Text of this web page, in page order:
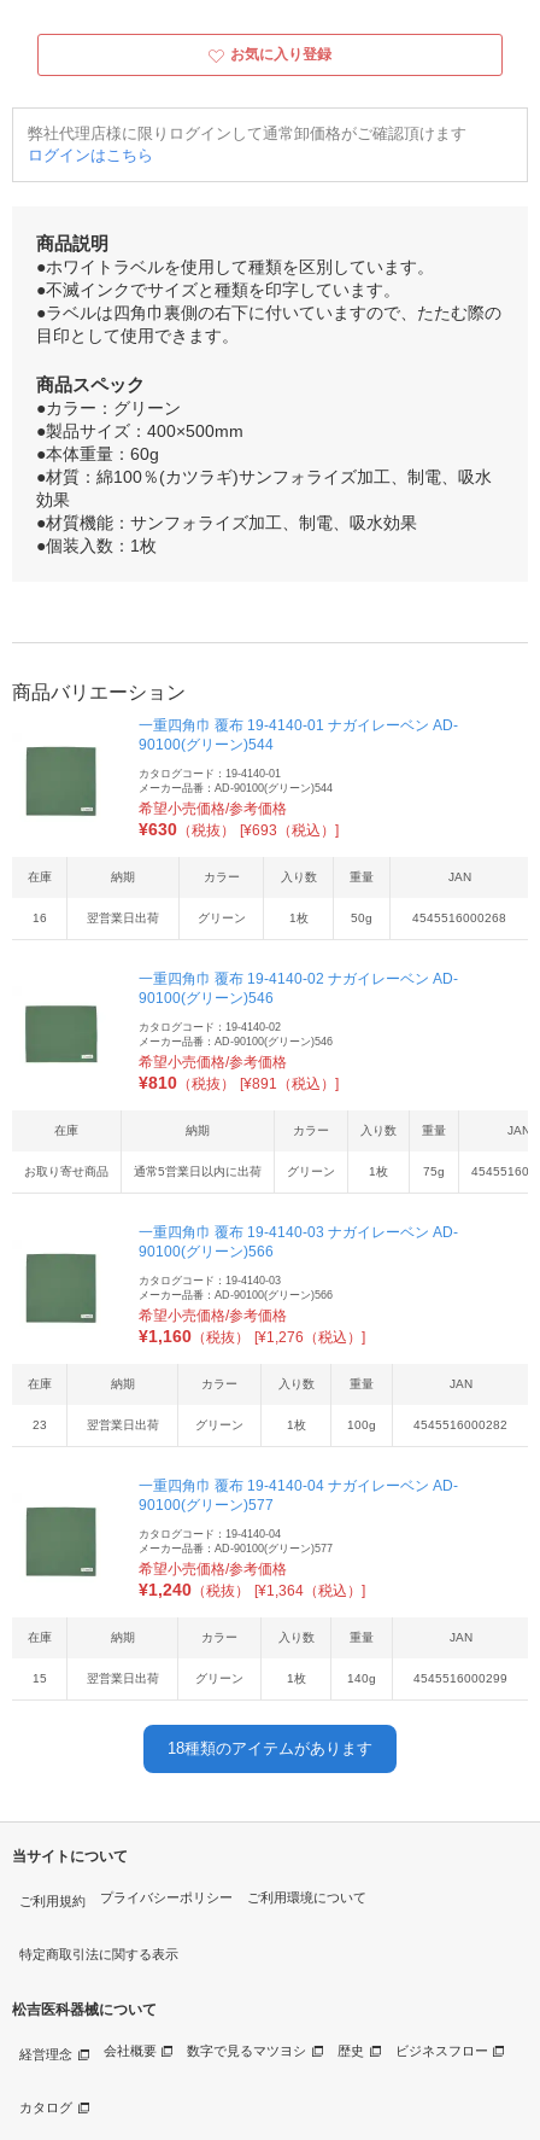
お気に入り登録
弊社代理店様に限りログインして通常卸価格がご確認頂けます
ログインはこちら
商品説明
●ホワイトラベルを使用して種類を区別しています。
●不滅インクでサイズと種類を印字しています。
●ラベルは四角巾裏側の右下に付いていますので、たたむ際の
目印として使用できます。
商品スペック
●カラー：グリーン
●製品サイズ：400×500mm
●本体重量：60g
●材質：綿100％(カツラギ)サンフォライズ加工、制電、吸水
効果
●材質機能：サンフォライズ加工、制電、吸水効果
●個装入数：1枚
商品バリエーション
一重四角巾 覆布 19-4140-01 ナガイレーベン AD-
90100(グリーン)544
カタログコード：19-4140-01
メーカー品番：AD-90100(グリーン)544
希望小売価格/参考価格
¥630 （税抜） [¥693（税込）]
在庫 納期 カラー 入り数 重量 JAN
16 翌営業日出荷 グリーン 1枚 50g 4545516000268
一重四角巾 覆布 19-4140-02 ナガイレーベン AD-
90100(グリーン)546
カタログコード：19-4140-02
メーカー品番：AD-90100(グリーン)546
希望小売価格/参考価格
¥810 （税抜） [¥891（税込）]
在庫 納期 カラー 入り数 重量 JAN
お取り寄せ商品 通常5営業日以内に出荷 グリーン 1枚 75g
一重四角巾 覆布 19-4140-03 ナガイレーベン AD-
90100(グリーン)566
カタログコード：19-4140-03
メーカー品番：AD-90100(グリーン)566
希望小売価格/参考価格
¥1,160 （税抜） [¥1,276（税込）]
在庫 納期 カラー 入り数 重量 JAN
23 翌営業日出荷 グリーン 1枚 100g 4545516000282
一重四角巾 覆布 19-4140-04 ナガイレーベン AD-
90100(グリーン)577
カタログコード：19-4140-04
メーカー品番：AD-90100(グリーン)577
希望小売価格/参考価格
¥1,240 （税抜） [¥1,364（税込）]
在庫 納期 カラー 入り数 重量 JAN
15 翌営業日出荷 グリーン 1枚 140g 4545516000299
18種類のアイテムがあります
当サイトについて
ご利用規約 プライバシーポリシー ご利用環境について
特定商取引法に関する表示
松吉医科器械について
経営理念 会社概要 数字で見るマツヨシ 歴史 ビジネスフロー
カタログ